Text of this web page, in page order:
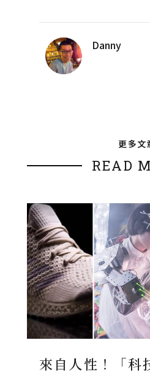
Danny
更多文
READ
來自人性！「科